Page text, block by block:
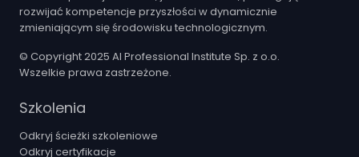
rozwijać kompetencje przyszłości w dynamicznie
zmieniającym się środowisku technologicznym.
© Copyright 2025 AI Professional Institute Sp. z o.o.
Wszelkie prawa zastrzeżone.
Szkolenia
Odkryj ścieżki szkoleniowe
Odkryj certyfikacje